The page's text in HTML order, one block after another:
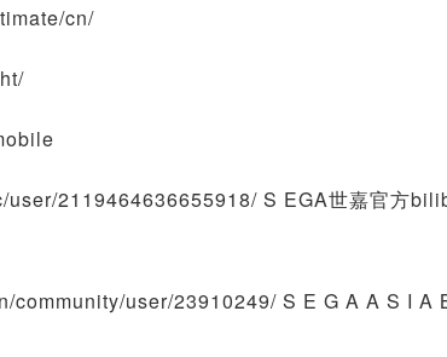
cn/
2119464636655918/ S EGA世嘉官方
user/23910249/ S E G A A S I A